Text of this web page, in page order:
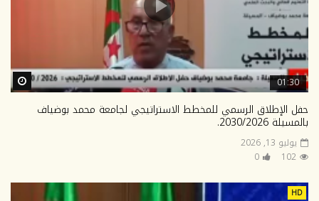
01:30
حفل الإطلاق الرسمي للمخطط الاستراتيجي لجامعة محمد بوضياف
بالمسيلة 2030/2026.
يوليو 13, 2026
102
0
HD